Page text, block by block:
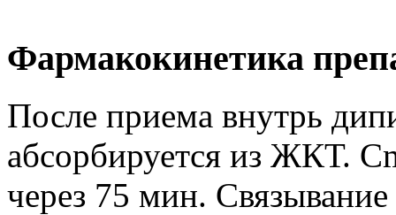
Фармакокинетика
После приема внутрь
абсорбируется из ЖКТ.
через 75 мин.